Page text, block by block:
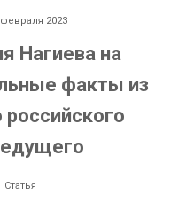
2023
Нагиева на
факты из
Статья